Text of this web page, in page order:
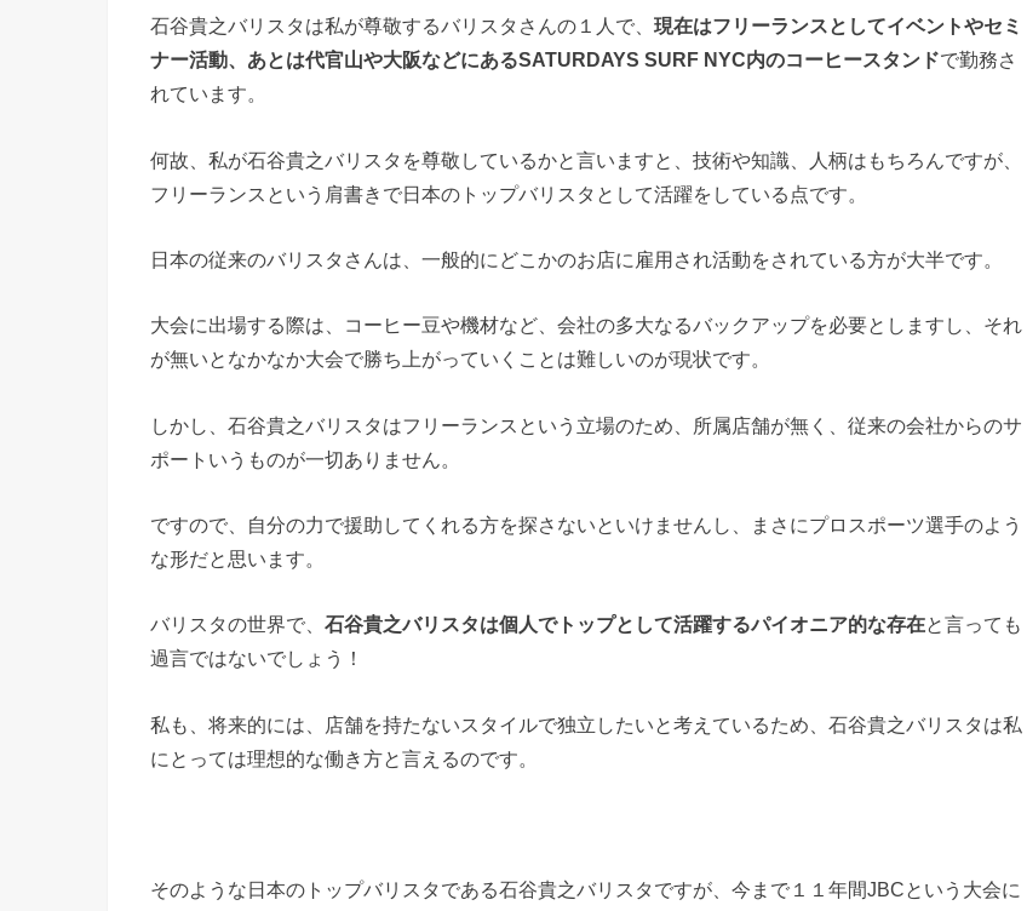
石谷貴之バリスタは私が尊敬するバリスタさんの１人で、 現在はフリーランスとしてイベントやセミ
ナー活動、あとは代官山や大阪などにあるSATURDAYS SURF NYC内のコーヒースタンドで勤務さ
れています。
何故、私が石谷貴之バリスタを尊敬しているかと言いますと、技術や知識、人柄はもちろんですが、
フリーランスという肩書きで日本のトップバリスタとして活躍をしている点です。
日本の従来のバリスタさんは、一般的にどこかのお店に雇用され活動をされている方が大半です。
大会に出場する際は、コーヒー豆や機材など、会社の多大なるバックアップを必要としますし、それ
が無いとなかなか大会で勝ち上がっていくことは難しいのが現状です。
しかし、石谷貴之バリスタはフリーランスという立場のため、所属店舗が無く、従来の会社からのサ
ポートいうものが一切ありません。
ですので、自分の力で援助してくれる方を探さないといけませんし、まさにプロスポーツ選手のよう
な形だと思います。
バリスタの世界で、 石谷貴之バリスタは個人でトップとして活躍するパイオニア的な存在と言っても
過言ではないでしょう！
私も、将来的には、店舗を持たないスタイルで独立したいと考えているため、石谷貴之バリスタは私
にとっては理想的な働き方と言えるのです。
そのような日本のトップバリスタである石谷貴之バリスタですが、今まで１１年間JBCという大会に